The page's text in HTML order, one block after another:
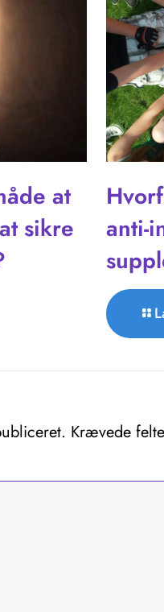
at
sikre
anti-
Krævede